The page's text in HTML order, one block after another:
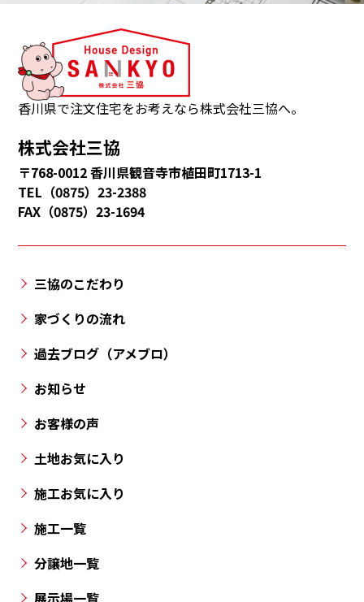
は、
観
音
市・
多
度
津
町・
豊
市・
亀
市・
松
市
香
の
香川県で注文住宅をお考えなら株式会社三協へ。
株式会社三協
〒768-0012 香川県観音寺市植田町1713-1
TEL（0875）23-2388
FAX（0875）23-1694
三協のこだわり
家づくりの流れ
過去ブログ（アメブロ）
お知らせ
お客様の声
土地お気に入り
施工お気に入り
施工一覧
分譲地一覧
展示場一覧